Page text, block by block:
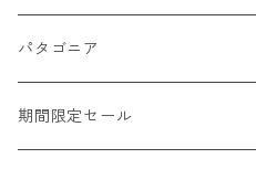
パタゴニア
メンズ
期間限定セール